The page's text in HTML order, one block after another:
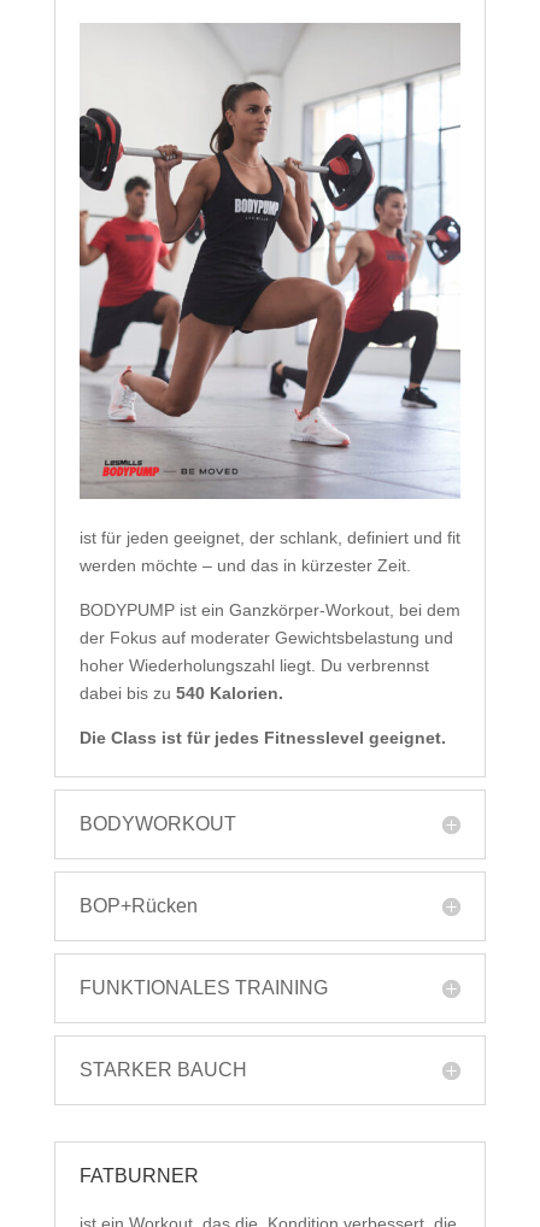
ist für jeden geeignet, der schlank, definiert und fit
werden möchte – und das in kürzester Zeit.
BODYPUMP ist ein Ganzkörper-Workout, bei dem
der Fokus auf moderater Gewichtsbelastung und
hoher Wiederholungszahl liegt. Du verbrennst
dabei bis zu 540 Kalorien.
Die Class ist für jedes Fitnesslevel geeignet.
BODYWORKOUT
BOP+Rücken
FUNKTIONALES TRAINING
STARKER BAUCH
FATBURNER